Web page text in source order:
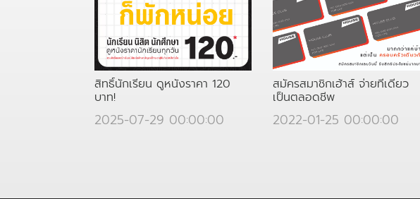
สิทธิ์นักเรียน ดูหนังราคา 120
บาท!
2025-07-29 00:00:00
สมัครสมาชิกเฮ้าส์ จ่ายทีเดียว
เป็นตลอดชีพ
2022-01-25 00:00:00